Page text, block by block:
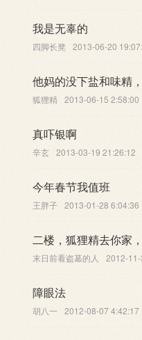
我是无辜的
四脚长凳 2013-06-20
他妈的没下盐和味精
狐狸精 2013-06-15 2:58:00
真吓银啊
辛玄 2013-03-19 21:26:12
今年春节我值班
王胖子 2013-01-28 6:04:36
二楼，狐狸精去你家
末日前看盗墓的人 2012-
障眼法
胡八一 2012-08-07 4:42:17